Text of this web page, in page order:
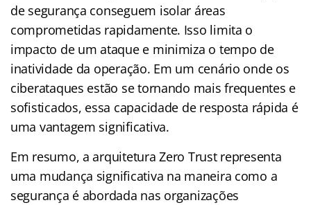
de segurança conseguem isolar áreas
comprometidas rapidamente. Isso limita o
impacto de um ataque e minimiza o tempo de
inatividade da operação. Em um cenário onde os
ciberataques estão se tornando mais frequentes e
sofisticados, essa capacidade de resposta rápida é
uma vantagem significativa.
Em resumo, a arquitetura Zero Trust representa
uma mudança significativa na maneira como a
segurança é abordada nas organizações